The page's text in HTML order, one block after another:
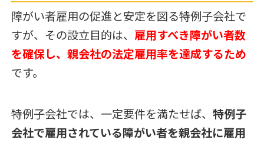
障がい者雇用の促進と安定を図る特例子会社で
すが、その設立目的は、 雇用すべき障がい者数
を確保し、親会社の法定雇用率を達成するため
です。
特例子会社では、一定要件を満たせば、特例子
会社で雇用されている障がい者を親会社に雇用